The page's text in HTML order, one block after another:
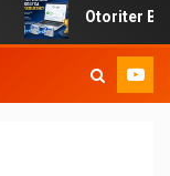
Otoriter